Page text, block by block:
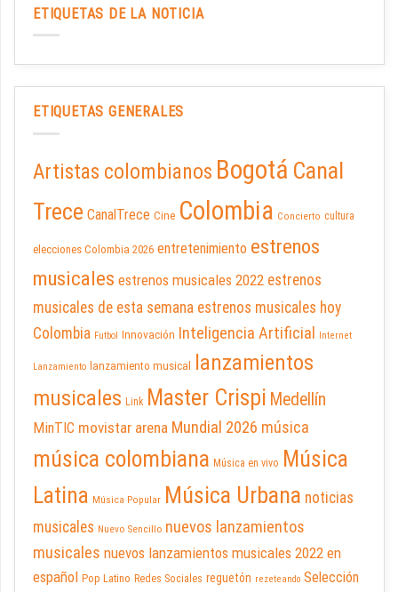
ETIQUETAS DE LA NOTICIA
ETIQUETAS GENERALES
Artistas colombianos Bogotá Canal
Trece CanalTrece Cine Colombia Concierto cultura
elecciones Colombia 2026 entretenimiento estrenos
musicales estrenos musicales 2022 estrenos
musicales de esta semana estrenos musicales hoy
Colombia Futbol Innovación Inteligencia Artificial Internet
Lanzamiento lanzamiento musical
lanzamientos
musicales Link Master Crispi Medellín
MinTIC movistar arena Mundial 2026 música
música colombiana Música en vivo Música
Latina Música Popular Música Urbana noticias
musicales Nuevo Sencillo nuevos lanzamientos
musicales nuevos lanzamientos musicales 2022 en
español Pop Latino Redes Sociales reguetón rezeteando Selección